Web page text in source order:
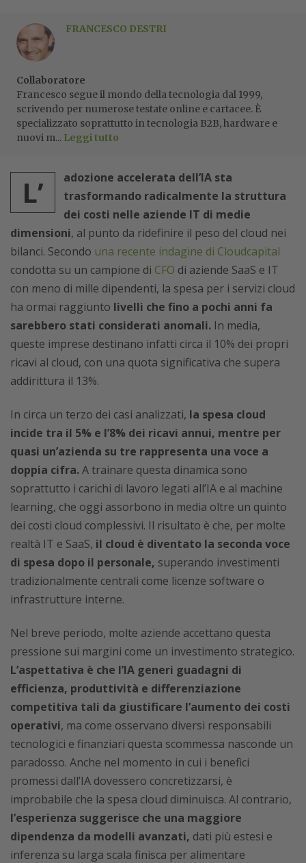
FRANCESCO DESTRI
Collaboratore
Francesco segue il mondo della tecnologia dal 1999,
scrivendo per numerose testate online e cartacee. È
specializzato soprattutto in tecnologia B2B, hardware e
nuovi m... Leggi tutto
L’
adozione accelerata dell’IA sta
trasformando radicalmente la struttura
dei costi nelle aziende IT di medie
dimensioni, al punto da ridefinire il peso del cloud nei
bilanci. Secondo una recente indagine di Cloudcapital
condotta su un campione di CFO di aziende SaaS e IT
con meno di mille dipendenti, la spesa per i servizi cloud
ha ormai raggiunto livelli che fino a pochi anni fa
sarebbero stati considerati anomali. In media,
queste imprese destinano infatti circa il 10% dei propri
ricavi al cloud, con una quota significativa che supera
addirittura il 13%.
In circa un terzo dei casi analizzati, la spesa cloud
incide tra il 5% e l’8% dei ricavi annui, mentre per
quasi un’azienda su tre rappresenta una voce a
doppia cifra.A trainare questa dinamica sono
soprattutto i carichi di lavoro legati all’IA e al machine
learning, che oggi assorbono in media oltre un quinto
dei costi cloud complessivi. Il risultato è che, per molte
realtà IT e SaaS, il cloud è diventato la seconda voce
di spesa dopo il personale, superando investimenti
tradizionalmente centrali come licenze software o
infrastrutture interne.
Nel breve periodo, molte aziende accettano questa
pressione sui margini come un investimento strategico.
L’aspettativa è che l’IA generi guadagni di
efficienza, produttività e differenziazione
competitiva tali da giustificare l’aumento dei costi
operativi, ma come osservano diversi responsabili
tecnologici e finanziari questa scommessa nasconde un
paradosso. Anche nel momento in cui i benefici
promessi dall’IA dovessero concretizzarsi, è
improbabile che la spesa cloud diminuisca. Al contrario,
l’esperienza suggerisce che una maggiore
dipendenza da modelli avanzati, dati più estesi e
inferenza su larga scala finisca per alimentare